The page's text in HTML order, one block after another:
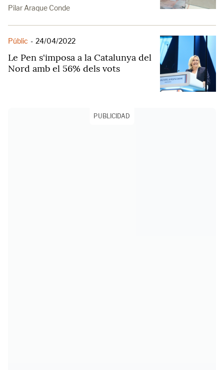
Pilar Araque Conde
Públic - 24/04/2022
Le Pen s'imposa a la Catalunya del
Nord amb el 56% dels vots
PUBLICIDAD